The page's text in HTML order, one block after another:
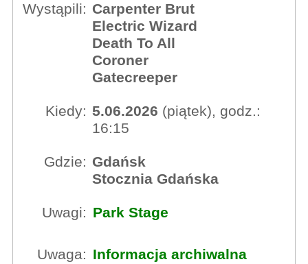
Wystąpili: Carpenter Brut
Electric Wizard
Death To All
Coroner
Gatecreeper
Kiedy: 5.06.2026 (piątek), godz.:
16:15
Gdzie: Gdańsk
Stocznia Gdańska
Uwagi: Park Stage
Uwaga: Informacja archiwalna